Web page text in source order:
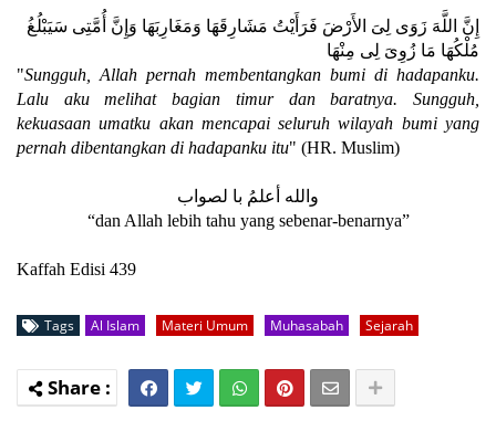
إِنَّ اللَّهَ زَوَى لِىَ الأَرْضَ فَرَأَيْتُ مَشَارِقَهَا وَمَغَارِبَهَا وَإِنَّ أُمَّتِى سَيَبْلُغُ
مُلْكُهَا مَا زُوِىَ لِى مِنْهَا
"Sungguh, Allah pernah membentangkan bumi di hadapanku.
Lalu aku melihat bagian timur dan baratnya. Sungguh,
kekuasaan umatku akan mencapai seluruh wilayah bumi yang
pernah dibentangkan di hadapanku itu" (HR. Muslim)
والله أعلمُ ﺑﺎ ﻟﺼﻮﺍﺏ
“dan Allah lebih tahu yang sebenar-benarnya”
Kaffah Edisi 439
Tags Al Islam Materi Umum Muhasabah Sejarah